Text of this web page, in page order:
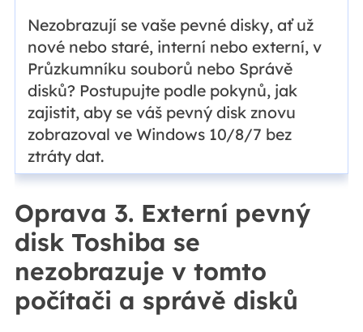
Nezobrazují se vaše pevné disky, ať už
nové nebo staré, interní nebo externí, v
Průzkumníku souborů nebo Správě
disků? Postupujte podle pokynů, jak
zajistit, aby se váš pevný disk znovu
zobrazoval ve Windows 10/8/7 bez
ztráty dat.
Oprava 3. Externí pevný
disk Toshiba se
nezobrazuje v tomto
počítači a správě disků